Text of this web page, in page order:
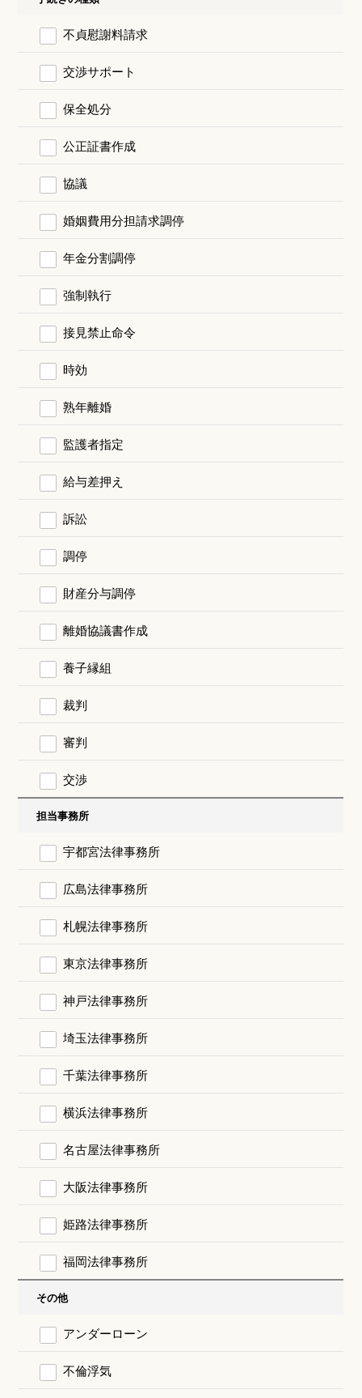
不貞慰謝料請求
交渉サポート
保全処分
公正証書作成
協議
婚姻費用分担請求調停
年金分割調停
強制執行
接見禁止命令
時効
熟年離婚
監護者指定
給与差押え
訴訟
調停
財産分与調停
離婚協議書作成
養子縁組
裁判
審判
交渉
担当事務所
宇都宮法律事務所
広島法律事務所
札幌法律事務所
東京法律事務所
神戸法律事務所
埼玉法律事務所
千葉法律事務所
横浜法律事務所
名古屋法律事務所
大阪法律事務所
姫路法律事務所
福岡法律事務所
その他
アンダーローン
不倫浮気